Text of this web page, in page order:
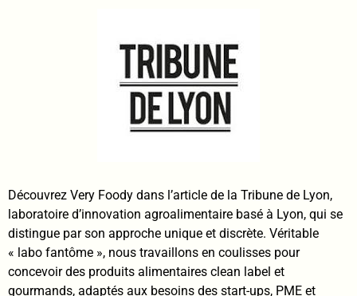
Découvrez Very Foody dans l’article de la Tribune de Lyon,
laboratoire d’innovation agroalimentaire basé à Lyon, qui se
distingue par son approche unique et discrète. Véritable
« labo fantôme », nous travaillons en coulisses pour
concevoir des produits alimentaires clean label et
gourmands, adaptés aux besoins des start-ups, PME et